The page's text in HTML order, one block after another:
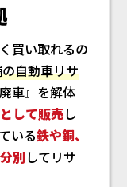
買い取れるの
自動車リサ
車』を解体
して販売し
いる鉄や銅、
別 してリサ